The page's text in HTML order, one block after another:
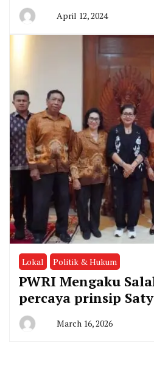
April 12, 2024
Lokal Politik & Hukum
PWRI Mengaku
percaya prinsip
March 16, 2026